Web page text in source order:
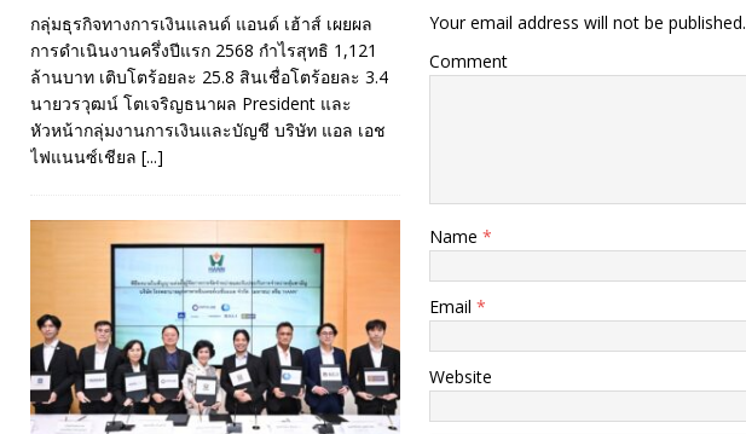
Your email address will not be published.
Comment
Name *
Email *
Website
กลุ่มธุรกิจทางการเงินแลนด์ แอนด์ เฮ้าส์ เผยผล
การดำเนินงานครึ่งปีแรก 2568 กำไรสุทธิ 1,121
ล้านบาท เติบโตร้อยละ 25.8 สินเชื่อโตร้อยละ 3.4
นายวรวุฒน์ โตเจริญธนาผล President และ
หัวหน้ากลุ่มงานการเงินและบัญชี บริษัท แอล เอช
ไฟแนนซ์เชียล [...]